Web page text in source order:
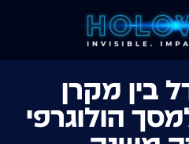
בין מקרן
הולוגרפי